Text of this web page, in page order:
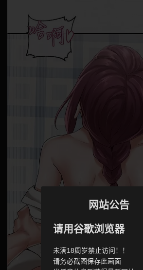
网站公告
请用谷歌浏览器
未满18周岁禁止访问！！
请务必截图保存此画面